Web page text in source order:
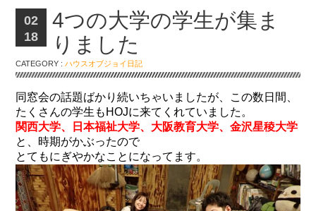
02
18
4つの大学の学生が集ま
りました
CATEGORY :ハウスオブジョイ日記
同窓会の話題ばかり続いちゃいましたが、この数日間、
たくさんの学生もHOJに来てくれていました。
関西大学、日本福祉大学、大阪教育大学、金沢星稜大学
と、時期がかぶったので
とてもにぎやかなことになってます。